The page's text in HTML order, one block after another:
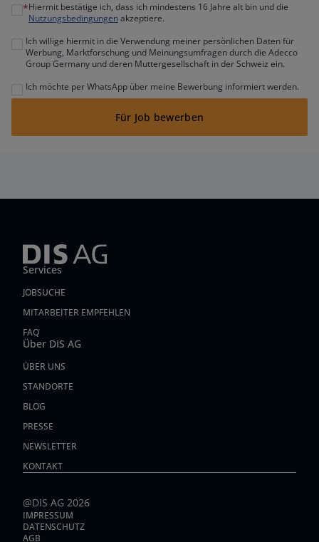
*
Hiermit bestätige ich, dass ich mindestens 16 Jahre alt bin und die
Nutzungsbedingungenakzeptiere.
Ich willige hiermit in die Verwendung meiner persönlichen Daten für
Werbung, Marktforschung und Meinungsumfragen durch die Adecco
Group Germany und deren Muttergesellschaft in der Schweiz ein.
Ich möchte per WhatsApp über meine Bewerbung informiert werden.
Für Job bewerben
Services
JOBSUCHE
MITARBEITER EMPFEHLEN
FAQ
Über DIS AG
ÜBER UNS
STANDORTE
BLOG
PRESSE
NEWSLETTER
KONTAKT
@DIS AG 2026
IMPRESSUM
DATENSCHUTZ
AGB